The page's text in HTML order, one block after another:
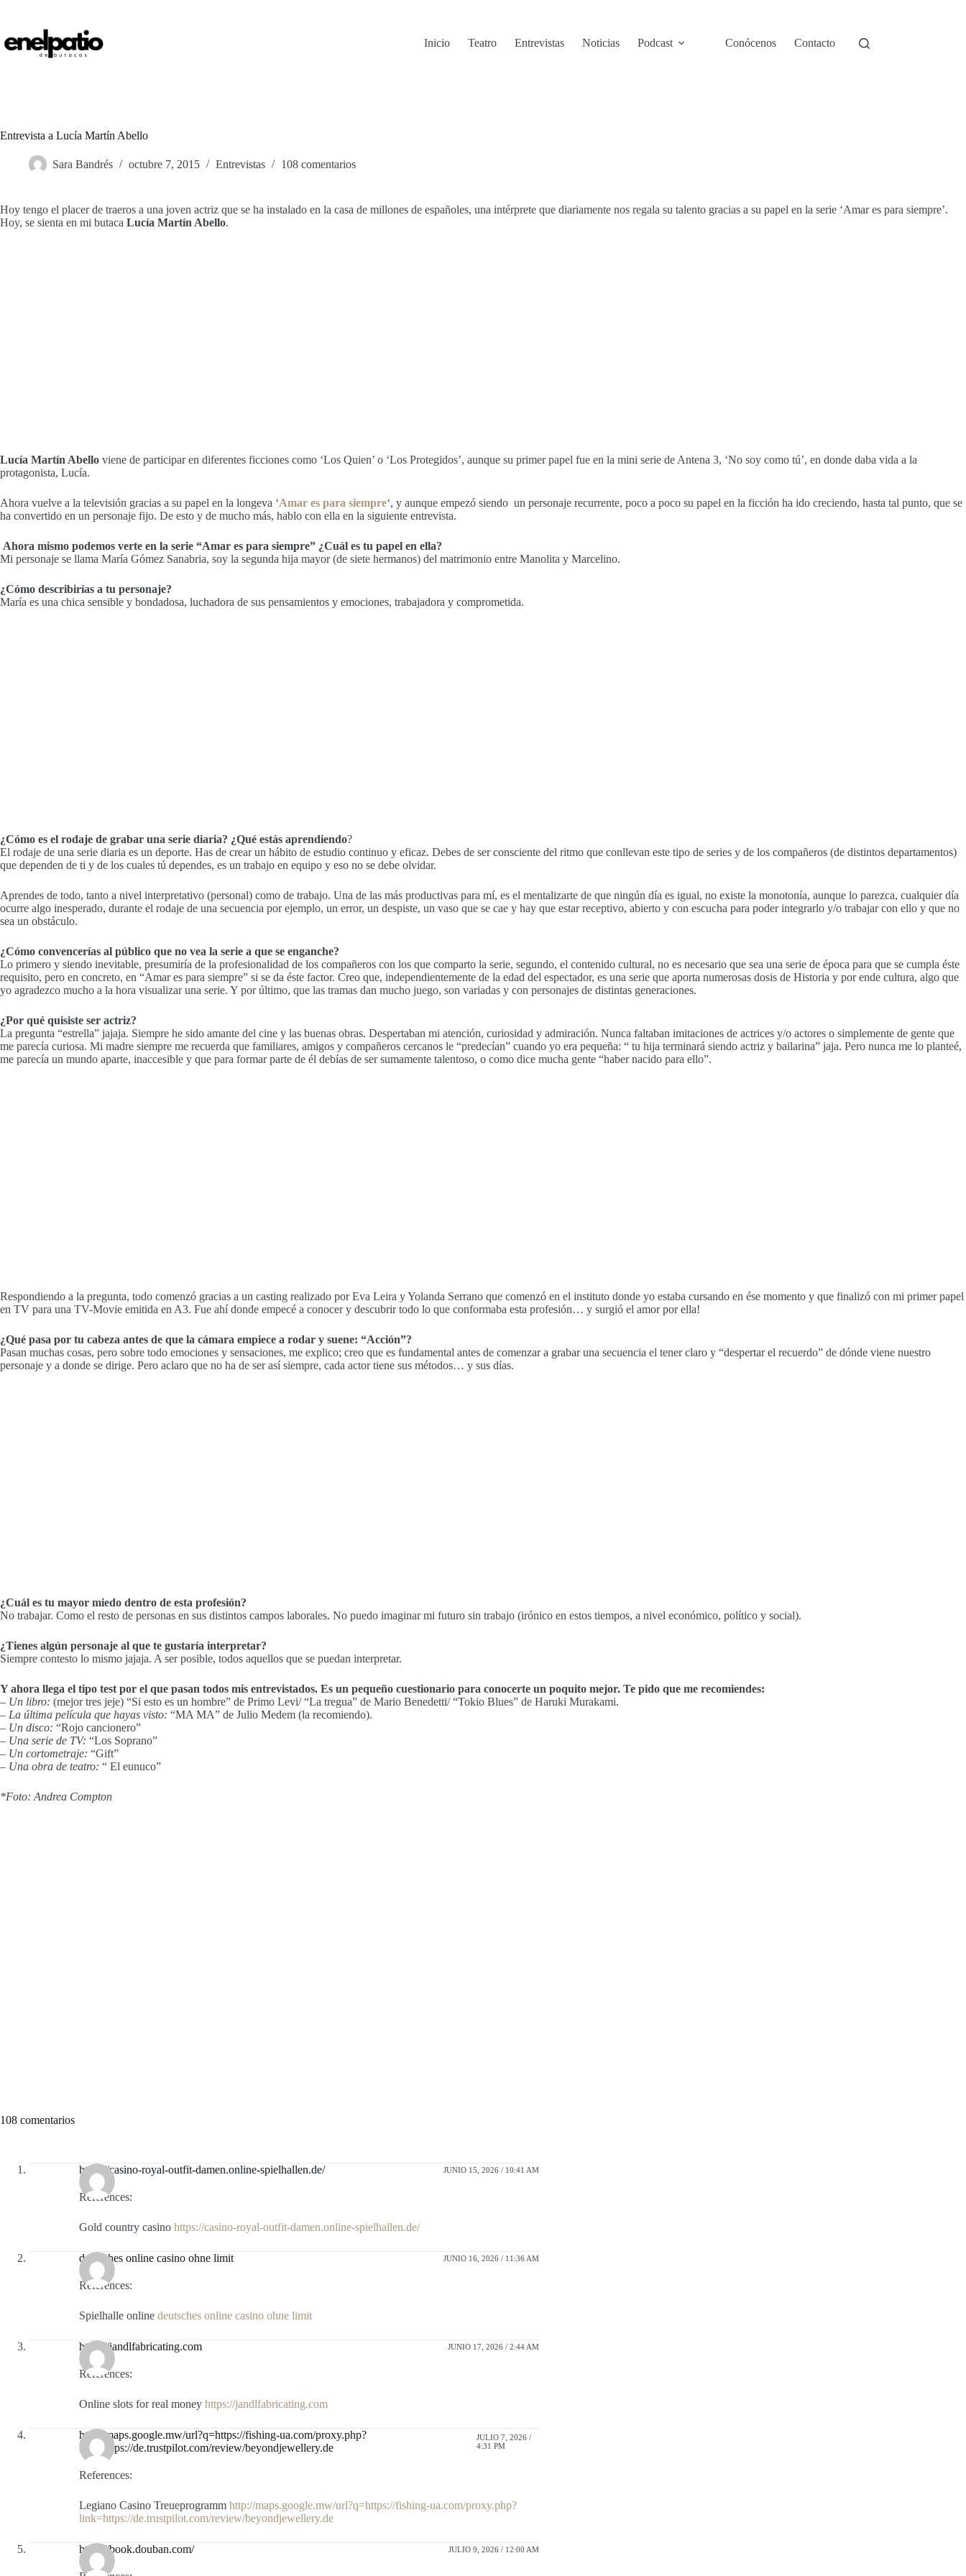
contenido
Inicio
Teatro Entrevistas Noticias Podcast Conócenos Contacto
Entrevista a Lucía Martín Abello
Sara Bandrés octubre 7, 2015 Entrevistas 108 comentarios
Hoy tengo el placer de traeros a una joven actriz que se ha instalado en la casa de millones de españoles, una intérprete que diariamente nos regala su talento gracias a su papel en la serie ‘Amar es para siempre’.
Hoy, se sienta en mi butaca Lucía Martín Abello.
Lucía Martín Abello viene de participar en diferentes ficciones como ‘Los Quien’ o ‘Los Protegidos’, aunque su primer papel fue en la mini serie de Antena 3, ‘No soy como tú’, en donde daba vida a la
protagonista, Lucía.
Ahora vuelve a la televisión gracias a su papel en la longeva ‘Amar es para siempre‘, y aunque empezó siendo un personaje recurrente, poco a poco su papel en la ficción ha ido creciendo, hasta tal punto, que se
ha convertido en un personaje fijo. De esto y de mucho más, hablo con ella en la siguiente entrevista.
Ahora mismo podemos verte en la serie “Amar es para siempre” ¿Cuál es tu papel en ella?
Mi personaje se llama María Gómez Sanabria, soy la segunda hija mayor (de siete hermanos) del matrimonio entre Manolita y Marcelino.
¿Cómo describirías a tu personaje?
María es una chica sensible y bondadosa, luchadora de sus pensamientos y emociones, trabajadora y comprometida.
¿Cómo es el rodaje de grabar una serie diaria? ¿Qué estás aprendiendo?
El rodaje de una serie diaria es un deporte. Has de crear un hábito de estudio continuo y eficaz. Debes de ser consciente del ritmo que conllevan este tipo de series y de los compañeros (de distintos departamentos)
que dependen de ti y de los cuales tú dependes, es un trabajo en equipo y eso no se debe olvidar.
Aprendes de todo, tanto a nivel interpretativo (personal) como de trabajo. Una de las más productivas para mí, es el mentalizarte de que ningún día es igual, no existe la monotonía, aunque lo parezca, cualquier día
ocurre algo inesperado, durante el rodaje de una secuencia por ejemplo, un error, un despiste, un vaso que se cae y hay que estar receptivo, abierto y con escucha para poder integrarlo y/o trabajar con ello y que no
sea un obstáculo.
¿Cómo convencerías al público que no vea la serie a que se enganche?
Lo primero y siendo inevitable, presumiría de la profesionalidad de los compañeros con los que comparto la serie, segundo, el contenido cultural, no es necesario que sea una serie de época para que se cumpla éste
requisito, pero en concreto, en “Amar es para siempre” si se da éste factor. Creo que, independientemente de la edad del espectador, es una serie que aporta numerosas dosis de Historia y por ende cultura, algo que
yo agradezco mucho a la hora visualizar una serie. Y por último, que las tramas dan mucho juego, son variadas y con personajes de distintas generaciones.
¿Por qué quisiste ser actriz?
La pregunta “estrella” jajaja. Siempre he sido amante del cine y las buenas obras. Despertaban mi atención, curiosidad y admiración. Nunca faltaban imitaciones de actrices y/o actores o simplemente de gente que
me parecía curiosa. Mi madre siempre me recuerda que familiares, amigos y compañeros cercanos le “predecían” cuando yo era pequeña: “ tu hija terminará siendo actriz y bailarina” jaja. Pero nunca me lo planteé,
me parecía un mundo aparte, inaccesible y que para formar parte de él debías de ser sumamente talentoso, o como dice mucha gente “haber nacido para ello”.
Respondiendo a la pregunta, todo comenzó gracias a un casting realizado por Eva Leira y Yolanda Serrano que comenzó en el instituto donde yo estaba cursando en ése momento y que finalizó con mi primer papel
en TV para una TV-Movie emitida en A3. Fue ahí donde empecé a conocer y descubrir todo lo que conformaba esta profesión… y surgió el amor por ella!
¿Qué pasa por tu cabeza antes de que la cámara empiece a rodar y suene: “Acción”?
Pasan muchas cosas, pero sobre todo emociones y sensaciones, me explico; creo que es fundamental antes de comenzar a grabar una secuencia el tener claro y “despertar el recuerdo” de dónde viene nuestro
personaje y a donde se dirige. Pero aclaro que no ha de ser así siempre, cada actor tiene sus métodos… y sus días.
¿Cuál es tu mayor miedo dentro de esta profesión?
No trabajar. Como el resto de personas en sus distintos campos laborales. No puedo imaginar mi futuro sin trabajo (irónico en estos tiempos, a nivel económico, político y social).
¿Tienes algún personaje al que te gustaría interpretar?
Siempre contesto lo mismo jajaja. A ser posible, todos aquellos que se puedan interpretar.
Y ahora llega el tipo test por el que pasan todos mis entrevistados. Es un pequeño cuestionario para conocerte un poquito mejor. Te pido que me recomiendes:
– Un libro: (mejor tres jeje) “Si esto es un hombre” de Primo Levi/ “La tregua” de Mario Benedetti/ “Tokio Blues” de Haruki Murakami.
– La última película que hayas visto: “MA MA” de Julio Medem (la recomiendo).
– Un disco: “Rojo cancionero”
– Una serie de TV: “Los Soprano”
– Un cortometraje: “Gift”
– Una obra de teatro: “ El eunuco”
*Foto: Andrea Compton
108 comentarios
https://casino-royal-outfit-damen.online-spielhallen.de/ JUNIO 15, 2026 / 10:41 AM
References:
Gold country casino https://casino-royal-outfit-damen.online-spielhallen.de/
deutsches online casino ohne limit JUNIO 16, 2026 / 11:36 AM
References:
Spielhalle online deutsches online casino ohne limit
https://jandlfabricating.com JUNIO 17, 2026 / 2:44 AM
References:
Online slots for real money https://jandlfabricating.com
http://maps.google.mw/url?q=https://fishing-ua.com/proxy.php?
link=https://de.trustpilot.com/review/beyondjewellery.de
JULIO 7, 2026 /
4:31 PM
References:
Legiano Casino Treueprogramm http://maps.google.mw/url?q=https://fishing-ua.com/proxy.php?
link=https://de.trustpilot.com/review/beyondjewellery.de
https://book.douban.com/ JULIO 9, 2026 / 12:00 AM